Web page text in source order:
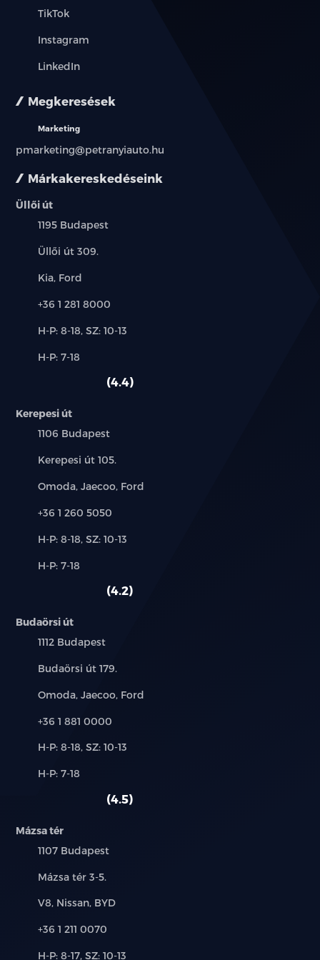
Márkakereskedéseink
Üllői út
Település:
1195 Budapest
Cím:
Üllői út 309.
Márkák:
Kia, Ford
Telefon:
+36 1 281 8000
Új-
használt
H-P: 8-18, SZ: 10-13
Alkatrész,
H-P: 7-18
4.4
Kerepesi út
Település:
1106 Budapest
Cím:
Kerepesi út 105.
Márkák:
Omoda, Jaecoo, Ford
Telefon:
+36 1 260 5050
Új-
használt
H-P: 8-18, SZ: 10-13
Alkatrész,
H-P: 7-18
4.2
Budaörsi út
Település:
1112 Budapest
Cím:
Budaörsi út 179.
Márkák:
Omoda, Jaecoo, Ford
Telefon:
+36 1 881 0000
Új-
használt
H-P: 8-18, SZ: 10-13
Alkatrész,
H-P: 7-18
4.5
Mázsa tér
Település:
1107 Budapest
Cím:
Mázsa tér 3-5.
Márkák:
V8, Nissan, BYD
Telefon:
+36 1 211 0070
Új-
H-P: 8-17, SZ: 10-13
TikTok
Instagram
LinkedIn
Megkeresések
Marketing
pmarketing@petranyiauto.hu